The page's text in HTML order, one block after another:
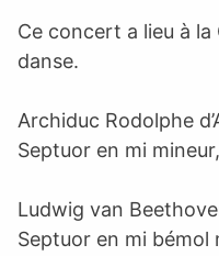
Ce concert a lieu à la
danse.
Archiduc Rodolphe
Septuor en mi
Ludwig van
Septuor en mi bémol